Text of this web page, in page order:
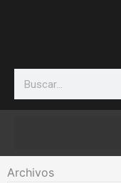
Search
Archivos
Archivos